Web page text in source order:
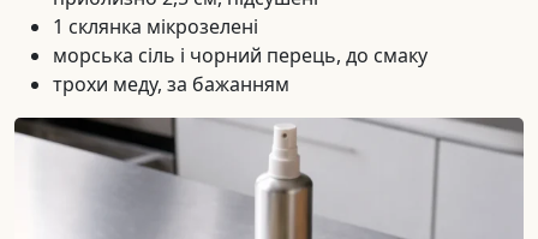
1 склянка мікрозелені
морська сіль і чорний перець, до смаку
трохи меду, за бажанням